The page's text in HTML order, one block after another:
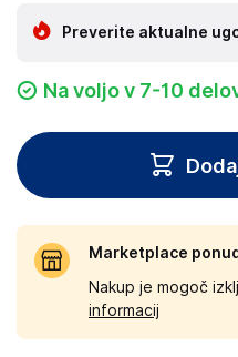
Preverite aktualne
Na voljo v 7-10
Marketplace
Nakup je mogoč
informacij